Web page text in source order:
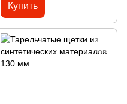
Купить